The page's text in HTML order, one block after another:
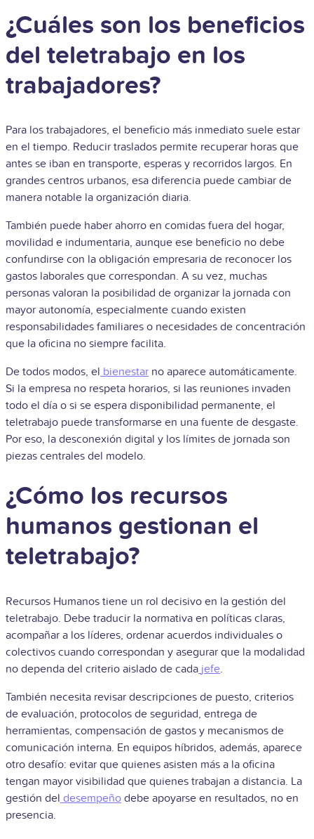
¿Cuáles son los beneficios
del teletrabajo en los
trabajadores?
Para los trabajadores, el beneficio más inmediato suele estar
en el tiempo. Reducir traslados permite recuperar horas que
antes se iban en transporte, esperas y recorridos largos. En
grandes centros urbanos, esa diferencia puede cambiar de
manera notable la organización diaria.
También puede haber ahorro en comidas fuera del hogar,
movilidad e indumentaria, aunque ese beneficio no debe
confundirse con la obligación empresaria de reconocer los
gastos laborales que correspondan. A su vez, muchas
personas valoran la posibilidad de organizar la jornada con
mayor autonomía, especialmente cuando existen
responsabilidades familiares o necesidades de concentración
que la oficina no siempre facilita.
De todos modos, el bienestar no aparece automáticamente.
Si la empresa no respeta horarios, si las reuniones invaden
todo el día o si se espera disponibilidad permanente, el
teletrabajo puede transformarse en una fuente de desgaste.
Por eso, la desconexión digital y los límites de jornada son
piezas centrales del modelo.
¿Cómo los recursos
humanos gestionan el
teletrabajo?
Recursos Humanos tiene un rol decisivo en la gestión del
teletrabajo. Debe traducir la normativa en políticas claras,
acompañar a los líderes, ordenar acuerdos individuales o
colectivos cuando correspondan y asegurar que la modalidad
no dependa del criterio aislado de cada jefe.
También necesita revisar descripciones de puesto, criterios
de evaluación, protocolos de seguridad, entrega de
herramientas, compensación de gastos y mecanismos de
comunicación interna. En equipos híbridos, además, aparece
otro desafío: evitar que quienes asisten más a la oficina
tengan mayor visibilidad que quienes trabajan a distancia. La
gestión del desempeño debe apoyarse en resultados, no en
presencia.